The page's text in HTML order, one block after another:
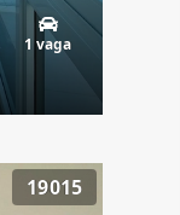
1 vaga
19015